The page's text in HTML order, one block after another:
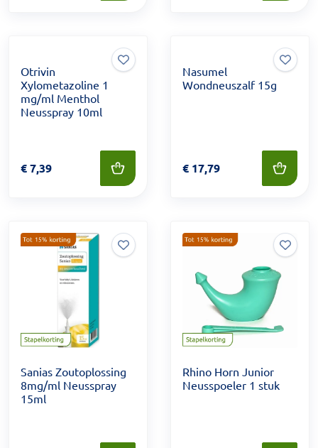
Otrivin
Xylometazoline 1
mg/ml Menthol
Neusspray 10ml
Prijs: € 7,39
€7,39
Nasumel
Wondneuszalf 15g
Prijs: € 17,79
€ 17,79
Sanias Zoutoplossing
8mg/ml Neusspray
15ml
Rhino Horn Junior
Neusspoeler 1 stuk